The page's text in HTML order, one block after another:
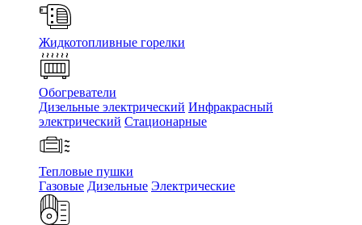
Жидкотопливные горелки
Обогреватели
Дизельные электрический Инфракрасный
электрический Стационарные
Тепловые пушки
Газовые Дизельные Электрические